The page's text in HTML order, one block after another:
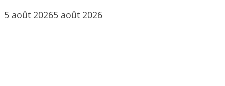
5 août 20265 août 2026